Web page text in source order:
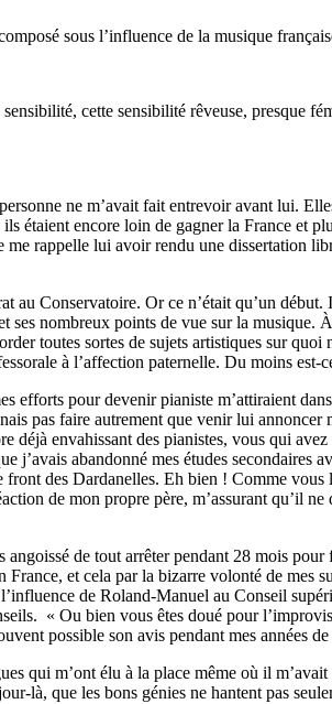
sous l’influence de la musique
cette sensibilité rêveuse, presque
ne m’avait fait entrevoir avant lui.
étaient encore loin de gagner la France et
rappelle lui avoir rendu une dissertation
au Conservatoire. Or ce n’était qu’un
ses nombreux points de vue sur la musique.
toutes sortes de sujets artistiques sur
à l’affection paternelle. Du moins
efforts pour devenir pianiste m’attiraient
pas faire autrement que venir lui
envahissant des pianistes, vous qui
j’avais abandonné mes études
des Dardanelles. Eh bien ! Comme vous
de mon propre père, m’assurant qu’il
angoissé de tout arrêter pendant 28 mois
France, et cela par la bizarre volonté de
de Roland-Manuel au Conseil
« Ou bien vous êtes doué pour
possible son avis pendant mes années
qui m’ont élu à la place même où il
là, que les bons génies ne hantent pas